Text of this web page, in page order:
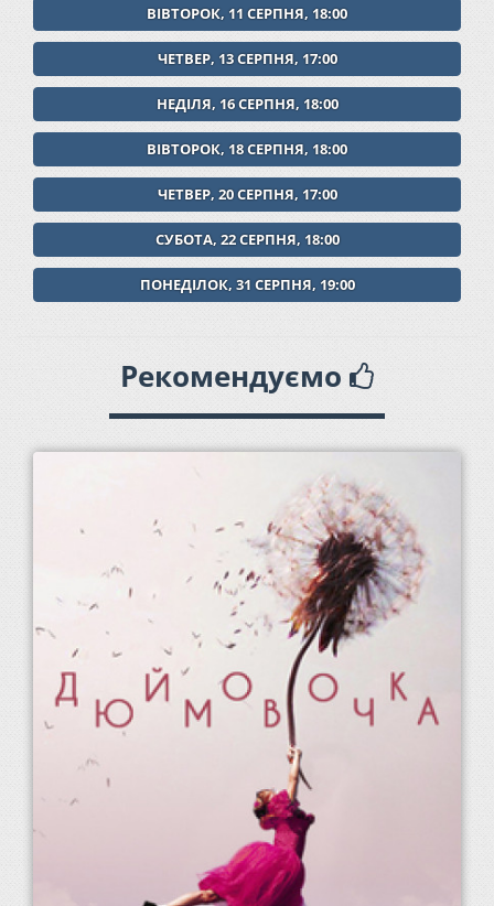
ВІВТОРОК, 11 СЕРПНЯ, 18:00
ЧЕТВЕР, 13 СЕРПНЯ, 17:00
НЕДІЛЯ, 16 СЕРПНЯ, 18:00
ВІВТОРОК, 18 СЕРПНЯ, 18:00
ЧЕТВЕР, 20 СЕРПНЯ, 17:00
СУБОТА, 22 СЕРПНЯ, 18:00
ПОНЕДІЛОК, 31 СЕРПНЯ, 19:00
Рекомендуємо